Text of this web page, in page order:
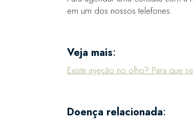
em um dos nossos telefones.
Veja mais:
Existe injeção no olho? Para que
Doença relacionada: